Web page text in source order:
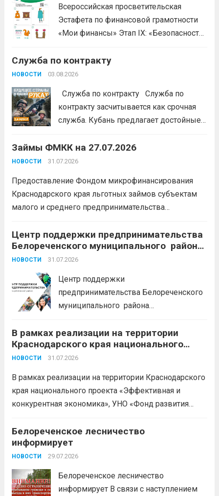
Всероссийская просветительская
Эстафета по финансовой грамотности
«Мои финансы» Этап IX: «Безопасность
портале: моифинансы.рф
#ЭстафетаМоиФинансы
Служба по контракту
НОВОСТИ 03.08.2026
Служба по контракту Служба по
контракту засчитывается как срочная
служба. Кубань предлагает достойные
защиту Отечества:
единовременно;
каникулы;
сохранение места...Читать
дальше
Займы ФМКК на 27.07.2026
НОВОСТИ 31.07.2026
Предоставление Фондом микрофинансирования
Краснодарского края льготных займов субъектам
малого и среднего предпринимательства
5 млн. рублей Срок от 7 мес. до 36 мес. Процентная
ставка 0,1- 8,15 % годовых Возможно установление
льготного периода...
Центр поддержки предпринимательства
Белореченского муниципального района
Краснодарского края приглашает на
НОВОСТИ 31.07.2026
Центр поддержки
предпринимательства Белореченского
муниципального района
БЕСПЛАТНЫЕ КОНСУЛЬТАЦИИ
Бухгалтерский учет и заполнение
деклараций; Трудовое
планирование и правовое обеспечение;
Микрозаймы для предпринимателей по
низким ставкам; Единый налоговый
+79892903917 Часы работы: 08:00-17:00
Ждем Вас...
В рамках реализации на территории
Краснодарского края национального
проекта «Эффективная и конкурентная
НОВОСТИ 31.07.2026
В рамках реализации на территории Краснодарского
края национального проекта «Эффективная и
конкурентная экономика», УНО «Фонд развития
доступных мерах поддержки субъектов малого и
среднего предпринимательства и граждан,
желающих вести бизнес.
Белореченское лесничество
информирует
НОВОСТИ 29.07.2026
Белореченское лесничество
информирует В связи с наступлением